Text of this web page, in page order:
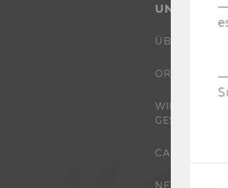
ÜBER DIE WU
WIRTSCHAFT
CAMPUS
NEWS